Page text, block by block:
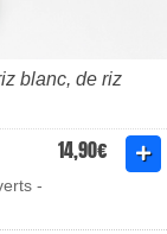
blanc, de riz
14,90€
-